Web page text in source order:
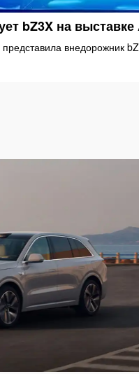
bZ3X на
внедорожник